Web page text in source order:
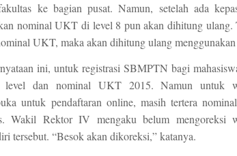
ke bagian pusat. Namun, setelah ada
nominal UKT di level 8 pun akan dihitung
UKT, maka akan dihitung ulang
ini, untuk registrasi SBMPTN bagi
level dan nominal UKT 2015. Namun untuk
untuk pendaftaran online, masih tertera
Wakil Rektor IV mengaku belum mengoreksi
tersebut. “Besok akan dikoreksi,” katanya.